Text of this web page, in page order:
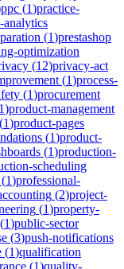
ppc (1)practice-
analytics
(1)prestashop
optimization
(12)privacy-act
(1)process-
(1)procurement
1)product-management
(1)product-pages
(1)product-
(1)production-
scheduling
(1)professional-
(2)project-
(1)property-
(1)public-sector
(3)push-notifications
(1)qualification
(1)quality-